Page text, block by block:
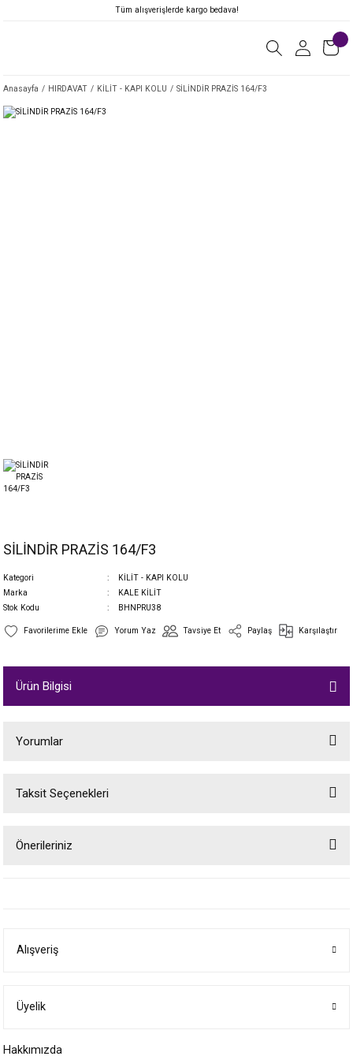
Tüm alışverişlerde kargo bedava!
Anasayfa HIRDAVAT KİLİT - KAPI KOLU SİLİNDİR PRAZİS 164/F3
SİLİNDİR PRAZİS 164/F3
Kategori
KİLİT - KAPI KOLU
Marka
KALE KİLİT
Stok Kodu
BHNPRU38
Yorum Yaz Tavsiye Et Paylaş Karşılaştır
Ürün Bilgisi
Yorumlar
Taksit Seçenekleri
Önerileriniz
Ürün bilgilerinde hatalar bulunuyor.
Bu ürüne benzer farklı alternatifler olmalı.
Alışveriş
Üyelik
Hakkımızda